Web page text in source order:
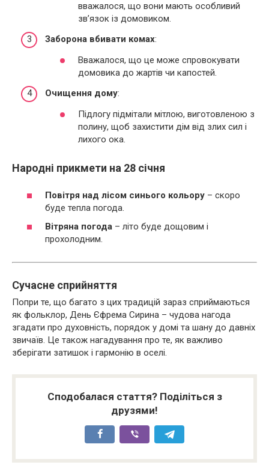
вважалося, що вони мають особливий
зв’язок із домовиком.
Заборона вбивати комах:
Вважалося, що це може спровокувати
домовика до жартів чи капостей.
Очищення дому:
Підлогу підмітали мітлою, виготовленою з
полину, щоб захистити дім від злих сил і
лихого ока.
Народні прикмети на 28 січня
Повітря над лісом синього кольору – скоро
буде тепла погода.
Вітряна погода – літо буде дощовим і
прохолодним.
Сучасне сприйняття
Попри те, що багато з цих традицій зараз сприймаються
як фольклор, День Єфрема Сирина – чудова нагода
згадати про духовність, порядок у домі та шану до давніх
звичаїв. Це також нагадування про те, як важливо
зберігати затишок і гармонію в оселі.
Сподобалася стаття? Поділіться з
друзями!